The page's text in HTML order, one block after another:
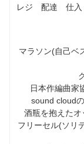
レジ 配達 仕入
マラソン(自己ベ
日本作編曲家
sound cloud
酒瓶を抱えたオ
フリーセル(ソリ